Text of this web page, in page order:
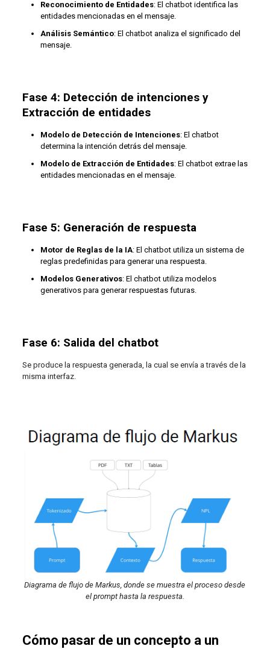
Reconocimiento de Entidades: El chatbot identifica las
entidades mencionadas en el mensaje.
Análisis Semántico: El chatbot analiza el significado del
mensaje.
Fase 4: Detección de intenciones y
Extracción de entidades
Modelo de Detección de Intenciones: El chatbot
determina la intención detrás del mensaje.
Modelo de Extracción de Entidades: El chatbot extrae las
entidades mencionadas en el mensaje.
Fase 5: Generación de respuesta
Motor de Reglas de la IA: El chatbot utiliza un sistema de
reglas predefinidas para generar una respuesta.
Modelos Generativos: El chatbot utiliza modelos
generativos para generar respuestas futuras.
Fase 6: Salida del chatbot
Se produce la respuesta generada, la cual se envía a través de la
misma interfaz.
Diagrama de flujo de Markus, donde se muestra el proceso desde
el prompt hasta la respuesta.
Cómo pasar de un concepto a un